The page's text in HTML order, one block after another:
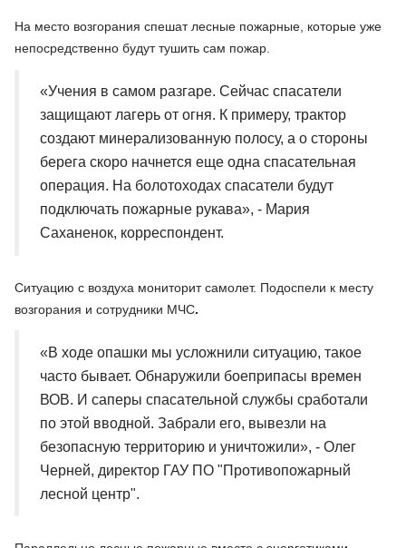
На место возгорания спешат лесные пожарные, которые уже
непосредственно будут тушить сам пожар.
«Учения в самом разгаре. Сейчас спасатели
защищают лагерь от огня. К примеру, трактор
создают минерализованную полосу, а о стороны
берега скоро начнется еще одна спасательная
операция. На болотоходах спасатели будут
подключать пожарные рукава», - Мария
Саханенок, корреспондент.
Ситуацию с воздуха мониторит самолет. Подоспели к месту
возгорания и сотрудники МЧС.
«В ходе опашки мы усложнили ситуацию, такое
часто бывает. Обнаружили боеприпасы времен
ВОВ. И саперы спасательной службы сработали
по этой вводной. Забрали его, вывезли на
безопасную территорию и уничтожили», - Олег
Черней, директор ГАУ ПО "Противопожарный
лесной центр".